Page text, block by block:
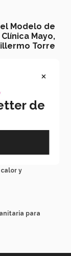
Modelo de
Mayo,
Torre
Salud
y
para
×
de